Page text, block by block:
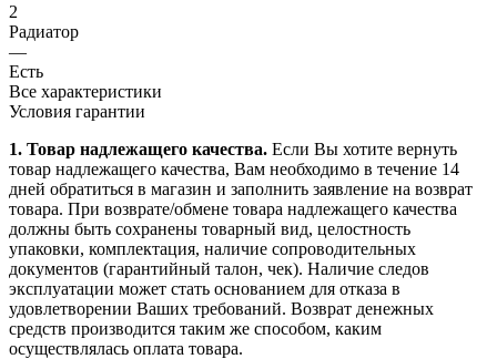
2
Радиатор
—
Есть
Все характеристики
Условия гарантии
1. Товар надлежащего качества. Если Вы хотите вернуть
товар надлежащего качества, Вам необходимо в течение 14
дней обратиться в магазин и заполнить заявление на возврат
товара. При возврате/обмене товара надлежащего качества
должны быть сохранены товарный вид, целостность
упаковки, комплектация, наличие сопроводительных
документов (гарантийный талон, чек). Наличие следов
эксплуатации может стать основанием для отказа в
удовлетворении Ваших требований. Возврат денежных
средств производится таким же способом, каким
осуществлялась оплата товара.